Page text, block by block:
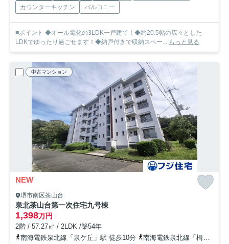
カウンターキッチン
バルコニー
■ポイント ◆オール電化の3LDK一戸建て！◆約20.5帖の広々とした
LDKでゆったり過ごせます！◆納戸付きで収納スペー... もっと見る
中古マンション
NEW
堺市南区茶山台
泉北茶山台第一次住宅九号棟
1,398万円
2階 / 57.27㎡ / 2LDK /築54年
南海電鉄泉北線「泉ケ丘」駅 徒歩10分
南海電鉄泉北線「栂・美木多」駅 徒歩41分